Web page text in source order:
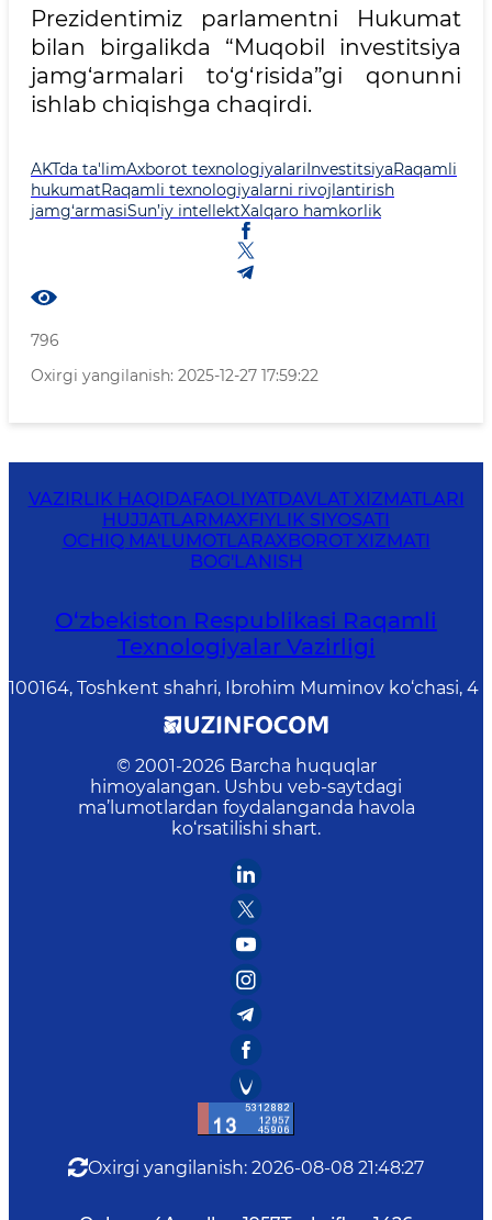
Prezidentimiz parlamentni Hukumat
bilan birgalikda “Muqobil investitsiya
jamg‘armalari to‘g‘risida”gi qonunni
ishlab chiqishga chaqirdi.
AKTda ta'limAxborot texnologiyalariInvestitsiyaRaqamli
hukumatRaqamli texnologiyalarni rivojlantirish
jamg‘armasiSun’iy intellektXalqaro hamkorlik
796
Oxirgi yangilanish: 2025-12-27 17:59:22
VAZIRLIK HAQIDAFAOLIYATDAVLAT XIZMATLARI
HUJJATLARMAXFIYLIK SIYOSATI
OCHIQ MA'LUMOTLARAXBOROT XIZMATI
BOG'LANISH
O‘zbekiston Respublikasi Raqamli
Texnologiyalar Vazirligi
100164, Toshkent shahri, Ibrohim Muminov ko‘chasi, 4
© 2001-2026 Barcha huquqlar
himoyalangan. Ushbu veb-saytdagi
ma’lumotlardan foydalanganda havola
ko‘rsatilishi shart.
Oxirgi yangilanish: 2026-08-08 21:48:27